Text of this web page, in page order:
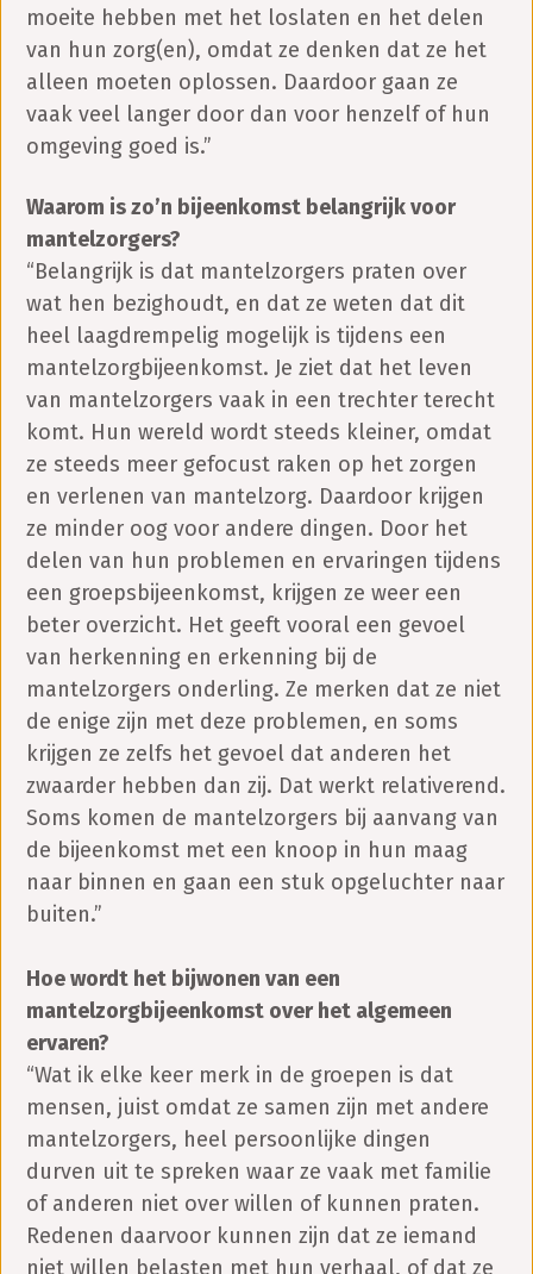
moeite hebben met het loslaten en het delen
van hun zorg(en), omdat ze denken dat ze het
alleen moeten oplossen. Daardoor gaan ze
vaak veel langer door dan voor henzelf of hun
omgeving goed is.”
Waarom is zo’n bijeenkomst belangrijk voor
mantelzorgers?
“Belangrijk is dat mantelzorgers praten over
wat hen bezighoudt, en dat ze weten dat dit
heel laagdrempelig mogelijk is tijdens een
mantelzorgbijeenkomst. Je ziet dat het leven
van mantelzorgers vaak in een trechter terecht
komt. Hun wereld wordt steeds kleiner, omdat
ze steeds meer gefocust raken op het zorgen
en verlenen van mantelzorg. Daardoor krijgen
ze minder oog voor andere dingen. Door het
delen van hun problemen en ervaringen tijdens
een groepsbijeenkomst, krijgen ze weer een
beter overzicht. Het geeft vooral een gevoel
van herkenning en erkenning bij de
mantelzorgers onderling. Ze merken dat ze niet
de enige zijn met deze problemen, en soms
krijgen ze zelfs het gevoel dat anderen het
zwaarder hebben dan zij. Dat werkt relativerend.
Soms komen de mantelzorgers bij aanvang van
de bijeenkomst met een knoop in hun maag
naar binnen en gaan een stuk opgeluchter naar
buiten.”
Hoe wordt het bijwonen van een
mantelzorgbijeenkomst over het algemeen
ervaren?
“Wat ik elke keer merk in de groepen is dat
mensen, juist omdat ze samen zijn met andere
mantelzorgers, heel persoonlijke dingen
durven uit te spreken waar ze vaak met familie
of anderen niet over willen of kunnen praten.
Redenen daarvoor kunnen zijn dat ze iemand
niet willen belasten met hun verhaal, of dat ze